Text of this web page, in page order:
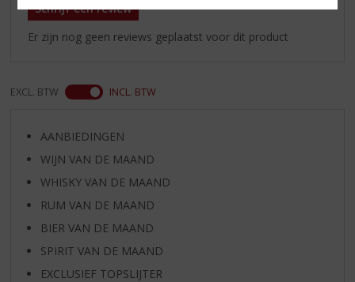
Schrijf een review
Er zijn nog geen reviews geplaatst voor dit product
EXCL. BTW INCL. BTW
AANBIEDINGEN
WIJN VAN DE MAAND
WHISKY VAN DE MAAND
RUM VAN DE MAAND
BIER VAN DE MAAND
SPIRIT VAN DE MAAND
EXCLUSIEF TOPSLIJTER